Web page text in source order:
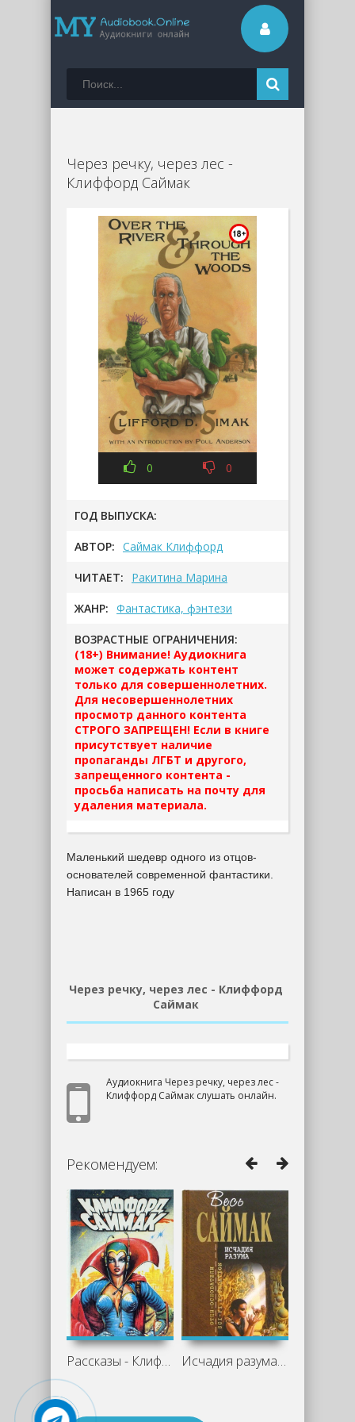
Через речку, через лес -
Клиффорд Саймак
0 0
ГОД ВЫПУСКА:
АВТОР: Саймак Клиффорд
ЧИТАЕТ: Ракитина Марина
ЖАНР: Фантастика, фэнтези
ВОЗРАСТНЫЕ ОГРАНИЧЕНИЯ:
(18+) Внимание! Аудиокнига
может содержать контент
только для совершеннолетних.
Для несовершеннолетних
просмотр данного контента
СТРОГО ЗАПРЕЩЕН! Если в книге
присутствует наличие
пропаганды ЛГБТ и другого,
запрещенного контента -
просьба написать на почту для
удаления материала.
Маленький шедевр одного из отцов-
основателей современной фантастики.
Написан в 1965 году
Через речку, через лес - Клиффорд
Саймак
Аудиокнига Через речку, через лес -
Клиффорд Саймак слушать онлайн.
Рекомендуем:
Рассказы - Клиффорд Саймак Исчадия разума - Клиффорд Саймак